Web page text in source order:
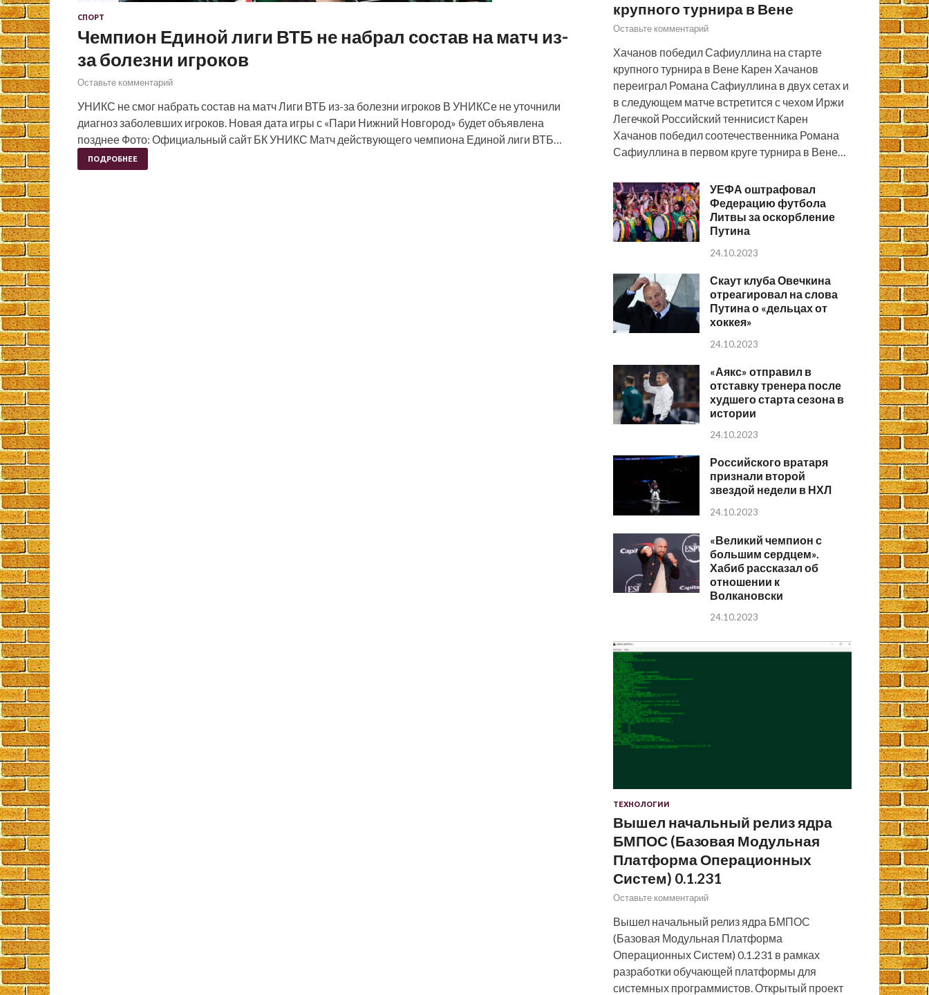
СПОРТ
Чемпион Единой лиги ВТБ не набрал состав на матч из-
за болезни игроков
Оставьте комментарий
УНИКС не смог набрать состав на матч Лиги ВТБ из-за болезни игроков В УНИКСе не уточнили
диагноз заболевших игроков. Новая дата игры с «Пари Нижний Новгород» будет объявлена
позднее Фото: Официальный сайт БК УНИКС Матч действующего чемпиона Единой лиги ВТБ…
ПОДРОБНЕЕ
крупного турнира в Вене
Оставьте комментарий
Хачанов победил Сафиуллина на старте
крупного турнира в Вене Карен Хачанов
переиграл Романа Сафиуллина в двух сетах и
в следующем матче встретится с чехом Иржи
Легечкой Российский теннисист Карен
Хачанов победил соотечественника Романа
Сафиуллина в первом круге турнира в Вене…
УЕФА оштрафовал
Федерацию футбола
Литвы за оскорбление
Путина
24.10.2023
Скаут клуба Овечкина
отреагировал на слова
Путина о «дельцах от
хоккея»
24.10.2023
«Аякс» отправил в
отставку тренера после
худшего старта сезона в
истории
24.10.2023
Российского вратаря
признали второй
звездой недели в НХЛ
24.10.2023
«Великий чемпион с
большим сердцем».
Хабиб рассказал об
отношении к
Волкановски
24.10.2023
ТЕХНОЛОГИИ
Вышел начальный релиз ядра
БМПОС (Базовая Модульная
Платформа Операционных
Систем) 0.1.231
Оставьте комментарий
Вышел начальный релиз ядра БМПОС
(Базовая Модульная Платформа
Операционных Систем) 0.1.231 в рамках
разработки обучающей платформы для
системных программистов. Открытый проект